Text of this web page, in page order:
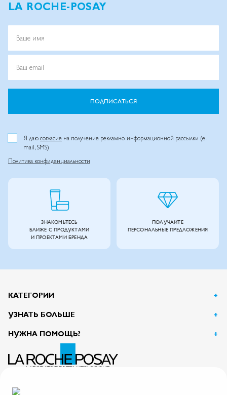
LA ROCHE-POSAY
Ваше имя
Ваш email
Я даю согласие на получение рекламно-информационной рассылки (e-
mail, SMS)
Политика конфиденциальности
ПОДПИСАТЬСЯ
ЗНАКОМЬТЕСЬ
БЛИЖЕ С ПРОДУКТАМИ
И ПРОЕКТАМИ БРЕНДА
ПОЛУЧАЙТЕ
ПЕРСОНАЛЬНЫЕ ПРЕДЛОЖЕНИЯ
КАТЕГОРИИ
УЗНАТЬ БОЛЬШЕ
НУЖНА ПОМОЩЬ?
125047, г. Москва, вн.тер.г. муниципальный округ Тверской, пл. Тверская Застава, дом 4